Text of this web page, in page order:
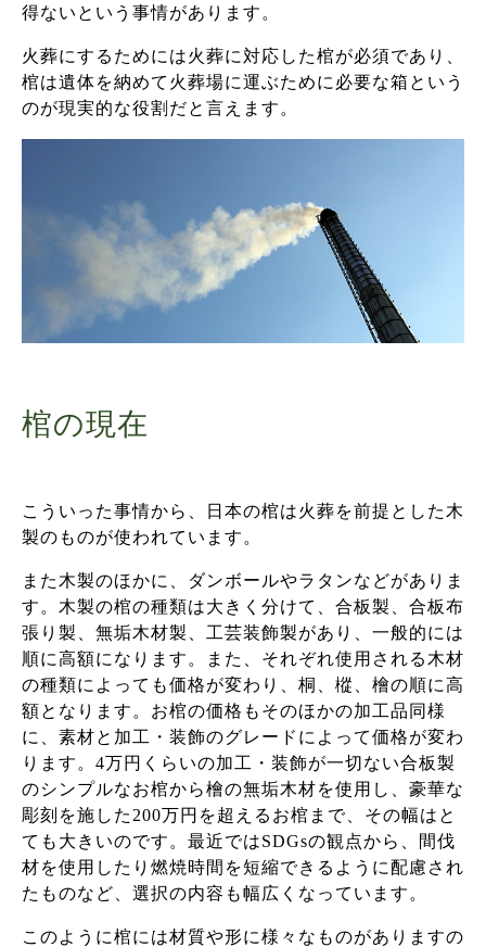
得ないという事情があります。
火葬にするためには火葬に対応した棺が必須であり、
棺は遺体を納めて火葬場に運ぶために必要な箱という
のが現実的な役割だと言えます。
棺の現在
こういった事情から、日本の棺は火葬を前提とした木
製のものが使われています。
また木製のほかに、ダンボールやラタンなどがありま
す。木製の棺の種類は大きく分けて、合板製、合板布
張り製、無垢木材製、工芸装飾製があり、一般的には
順に高額になります。また、それぞれ使用される木材
の種類によっても価格が変わり、桐、樅、檜の順に高
額となります。お棺の価格もそのほかの加工品同様
に、素材と加工・装飾のグレードによって価格が変わ
ります。4万円くらいの加工・装飾が一切ない合板製
のシンプルなお棺から檜の無垢木材を使用し、豪華な
彫刻を施した200万円を超えるお棺まで、その幅はと
ても大きいのです。最近ではSDGsの観点から、間伐
材を使用したり燃焼時間を短縮できるように配慮され
たものなど、選択の内容も幅広くなっています。
このように棺には材質や形に様々なものがありますの